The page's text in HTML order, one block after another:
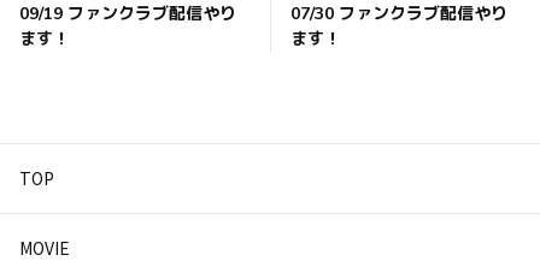
09/19 ファンクラブ配信やり
ます！
07/30 ファンクラブ配信やり
ます！
TOP
MOVIE